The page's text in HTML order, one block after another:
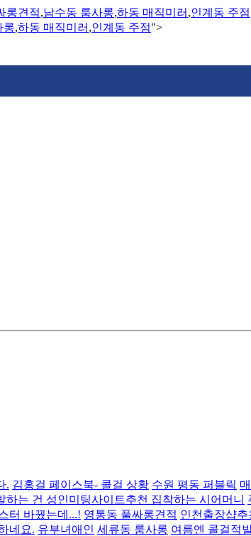
롱견적,남수동 룸사롱,하동 매직미러 ,인계동 주점
롱,하동 매직미러 ,인계동 주점">
. 김홍걸 페이스북- 콜걸 상황 수원 평동 퍼블릭
하는 건 성인미팅사이트추천 집착하는 시어머니
터 바꿨는데...! 영통동 풀싸롱견적 인천출장샵추
네요. 유부녀애인 세류동 룸사롱 여름엔 콜걸적